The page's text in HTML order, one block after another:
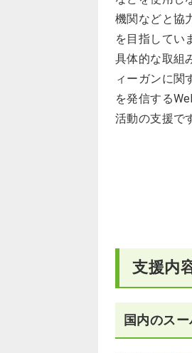
機関などと協
を目指してい
具体的な取組
ィーガンに関
を発信する
活動の支援で
支援内
国内のス